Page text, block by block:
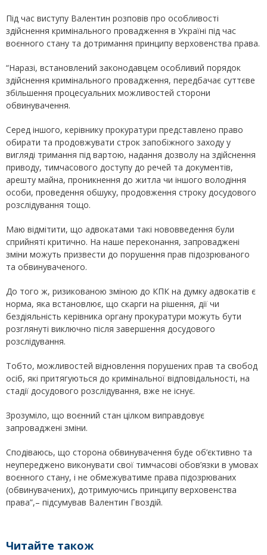
Під час виступу Валентин розповів про особливості
здійснення кримінального провадження в Україні під час
воєнного стану та дотримання принципу верховенства права.
“Наразі, встановлений законодавцем особливий порядок
здійснення кримінального провадження, передбачає суттєве
збільшення процесуальних можливостей сторони
обвинувачення.
Серед іншого, керівнику прокуратури представлено право
обирати та продовжувати строк запобіжного заходу у
вигляді тримання під вартою, надання дозволу на здійснення
приводу, тимчасового доступу до речей та документів,
арешту майна, проникнення до житла чи іншого володіння
особи, проведення обшуку, продовження строку досудового
розслідування тощо.
Маю відмітити, що адвокатами такі нововведення були
сприйняті критично. На наше переконання, запроваджені
зміни можуть призвести до порушення прав підозрюваного
та обвинуваченого.
До того ж, ризикованою зміною до КПК на думку адвокатів є
норма, яка встановлює, що скарги на рішення, дії чи
бездіяльність керівника органу прокуратури можуть бути
розглянуті виключно після завершення досудового
розслідування.
Тобто, можливостей відновлення порушених прав та свобод
осіб, які притягуються до кримінальної відповідальності, на
стадії досудового розслідування, вже не існує.
Зрозуміло, що воєнний стан цілком виправдовує
запроваджені зміни.
Сподіваюсь, що сторона обвинувачення буде об’єктивно та
неупереджено виконувати свої тимчасові обов’язки в умовах
воєнного стану, і не обмежуватиме права підозрюваних
(обвинувачених), дотримуючись принципу верховенства
права”,– підсумував Валентин Гвоздій.
Читайте також